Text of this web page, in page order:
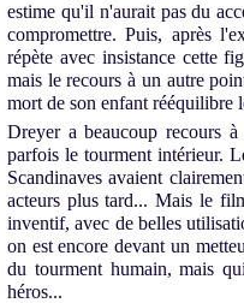
estime qu'il n'aurait pas du
compromettre. Puis, après
répète avec insistance cette
mais le recours à un autre
mort de son enfant rééquilibre
Dreyer a beaucoup recours
parfois le tourment intérieur.
Scandinaves avaient
acteurs plus tard... Mais le
inventif, avec de belles
on est encore devant un
du tourment humain, mais
héros...